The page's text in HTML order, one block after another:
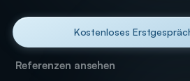
Kostenloses
Referenzen ansehen